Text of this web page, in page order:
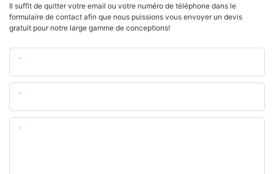
Il suffit de quitter votre email ou votre numéro de téléphone dans le
formulaire de contact afin que nous puissions vous envoyer un devis
gratuit pour notre large gamme de conceptions!